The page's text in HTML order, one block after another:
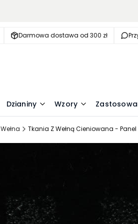
Darmowa dostawa od 300 zł
Dzianiny Wzory
Wełna Tkania Z Wełną Cieniowana - Panel